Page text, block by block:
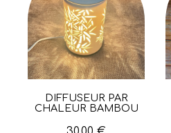
Aperçu rapide
DIFFUSEUR PAR
CHALEUR BAMBOU